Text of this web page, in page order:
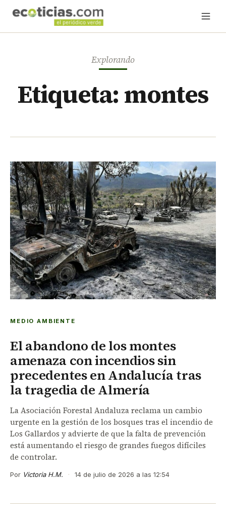
Explorando
Etiqueta: montes
MEDIO AMBIENTE
El abandono de los montes
amenaza con incendios sin
precedentes en Andalucía tras
la tragedia de Almería
La Asociación Forestal Andaluza reclama un cambio
urgente en la gestión de los bosques tras el incendio de
Los Gallardos y advierte de que la falta de prevención
está aumentando el riesgo de grandes fuegos difíciles
de controlar.
Por Victoria H.M. · 14 de julio de 2026 a las 12:54